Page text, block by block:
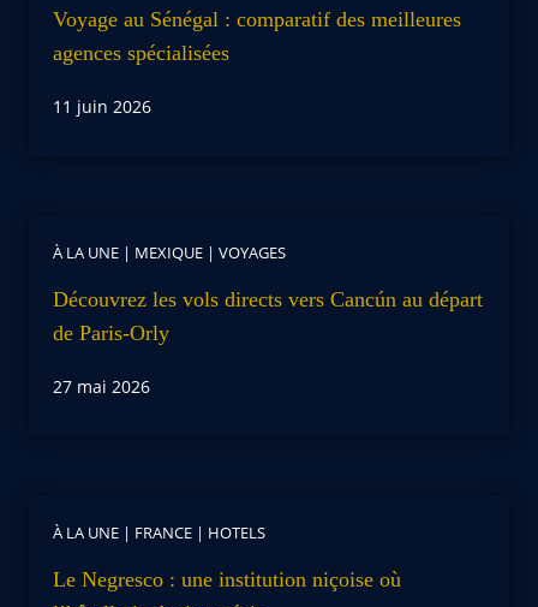
Voyage au Sénégal : comparatif des meilleures
agences spécialisées
11 juin 2026
À LA UNE | MEXIQUE | VOYAGES
Découvrez les vols directs vers Cancún au départ
de Paris-Orly
27 mai 2026
À LA UNE | FRANCE | HOTELS
Le Negresco : une institution niçoise où